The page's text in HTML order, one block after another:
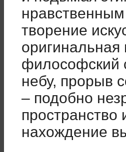
творение
философский
небу, прорыв
– подобно
нахождение